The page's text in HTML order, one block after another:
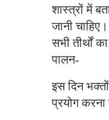
शास्त्रों में
जानी
सभी तीर्थों
पालन-
इस दिन
प्रयोग करना